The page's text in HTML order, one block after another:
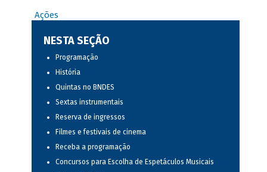
Ações
NESTA SEÇÃO
Programação
História
Quintas no BNDES
Sextas instrumentais
Reserva de ingressos
Filmes e festivais de cinema
Receba a programação
Concursos para Escolha de Espetáculos Musicais